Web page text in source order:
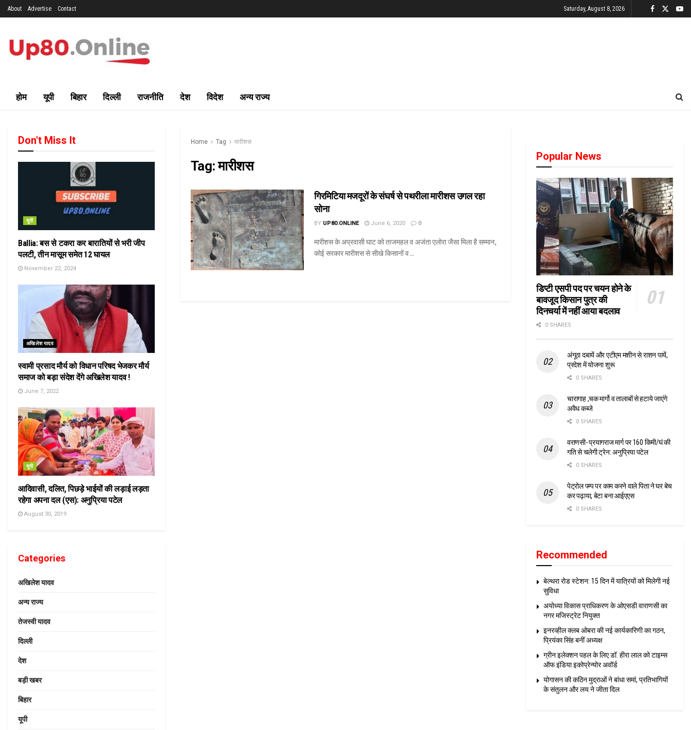
About Advertise Contact Saturday, August 8, 2026
होम यूपी बिहार दिल्ली राजनीति देश विदेश अन्य राज्य
Home Tag मारीशस
Tag:मारीशस
गिरमिटिया मजदूरों के संघर्ष से पथरीला मारीशस उगल रहा
सोना
BY UP80.ONLINE June 6, 2020 0
मारीशस के अप्रवासी घाट को ताजमहल व अजंता एलोरा जैसा मिला है सम्मान,
कोई सरकार मारीशस से सीखे किसानों व ...
Don't Miss It
यूपी
Ballia: बस से टकरा कर बारातियों से भरी जीप
पलटी, तीन मासूम समेत 12 घायल
November 22, 2024
अखिलेश यादव
स्वामी प्रसाद मौर्य को विधान परिषद भेजकर मौर्य
समाज को बड़ा संदेश देंगे अखिलेश यादव !
June 7, 2022
यूपी
आदिवासी, दलित, पिछड़े भाईयों की लड़ाई लड़ता
रहेगा अपना दल (एस): अनुप्रिया पटेल
August 30, 2019
Categories
अखिलेश यादव
अन्य राज्य
तेजस्वी यादव
दिल्ली
देश
बड़ी खबर
बिहार
यूपी
Popular News
डिप्टी एसपी पद पर चयन होने के
बावजूद किसान पुत्र की
दिनचर्या में नहीं आया बदलाव
0 SHARES
अंगूठा दबायें और एटीएम मशीन से राशन पायें,
प्रदेश में योजना शुरू
0 SHARES
चारागाह ,चक मार्गो व तालाबों से हटाये जाएंगे
अवैध कब्जे
0 SHARES
वराणसी- प्रयागराज मार्ग पर 160 किमी/घं की
गति से चलेगी ट्रेन: अनुप्रिया पटेल
0 SHARES
पेट्रोल पम्प पर काम करने वाले पिता ने घर बेच
कर पढ़ाया, बेटा बना आईएएस
0 SHARES
Recommended
बेल्थरा रोड स्टेशन: 15 दिन में यात्रियों को मिलेगी नई
सुविधा
अयोध्या विकास प्राधिकरण के ओएसडी वाराणसी का
नगर मजिस्ट्रेट नियुक्त
इनरव्हील क्लब ओबरा की नई कार्यकारिणी का गठन,
प्रियंका सिंह बनीं अध्यक्ष
ग्रीन इलेक्शन पहल के लिए डॉ. हीरा लाल को टाइम्स
ऑफ इंडिया इकोप्रेन्योर अवॉर्ड
योगासन की कठिन मुद्राओं ने बांधा समां, प्रतिभागियों
के संतुलन और लय ने जीता दिल